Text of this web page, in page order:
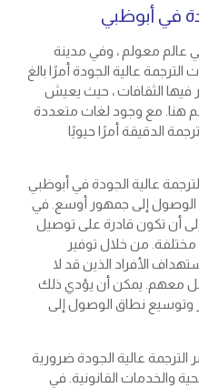
في أبوظبي
عالم معولم ، وفي مدينة
عالية الجودة أمرًا بالغ
فيها الثقافات ، حيث يعيش
هنا. مع وجود لغات متعددة
الدقيقة أمرًا حيويًا
عالية الجودة في أبوظبي
الوصول إلى جمهور أوسع. في
أن تكون قادرة على توصيل
مختلفة. من خلال توفير
الأفراد الذين قد لا
معهم. يمكن أن يؤدي ذلك
وتوسيع نطاق الوصول إلى
الترجمة عالية الجودة ضرورية
والخدمات القانونية. في